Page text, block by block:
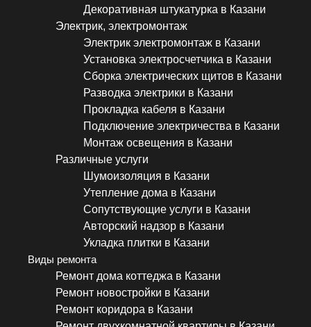
Декоративная штукатурка в Казани
Электрик, электромонтаж
Электрик электромонтаж в Казани
Установка электросчетчика в Казани
Сборка электрических щитов в Казани
Разводка электрики в Казани
Прокладка кабеля в Казани
Подключение электричества в Казани
Монтаж освещения в Казани
Различные услуги
Шумоизоляция в Казани
Утепление дома в Казани
Сопутствующие услуги в Казани
Авторский надзор в Казани
Укладка плитки в Казани
Виды ремонта
Ремонт дома коттеджа в Казани
Ремонт новостройки в Казани
Ремонт коридора в Казани